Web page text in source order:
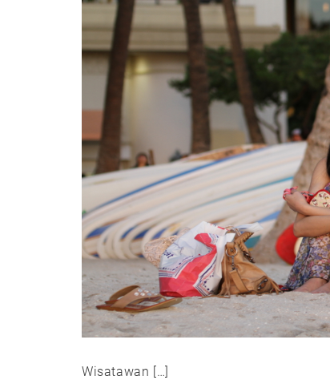
Wisatawan […]